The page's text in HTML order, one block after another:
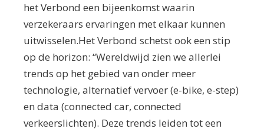
het Verbond een bijeenkomst waarin
verzekeraars ervaringen met elkaar kunnen
uitwisselen.Het Verbond schetst ook een stip
op de horizon: “Wereldwijd zien we allerlei
trends op het gebied van onder meer
technologie, alternatief vervoer (e-bike, e-step)
en data (connected car, connected
verkeerslichten). Deze trends leiden tot een